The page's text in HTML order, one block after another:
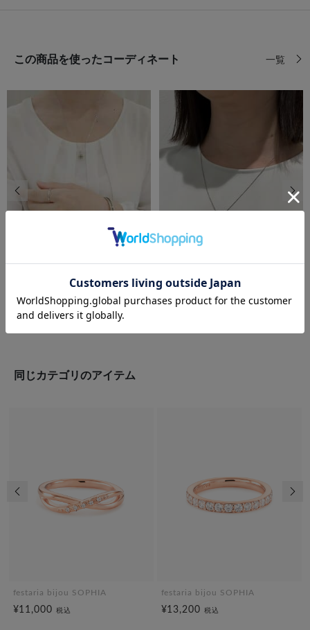
この商品を使ったコーディネート 一覧
festaria bijou SOPHIA festaria bijou SOPHIA
前の画像
同じカテゴリのアイテム
festaria bijou SOPHIA
¥11,000税込
festaria bijou SOPHIA
¥13,200税込
前の画像